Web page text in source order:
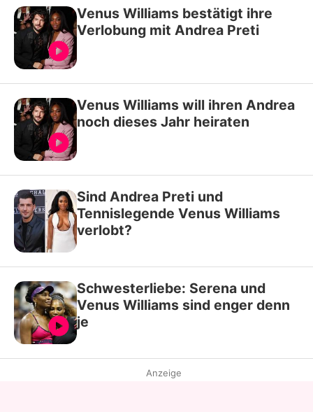
Venus Williams bestätigt ihre
Verlobung mit Andrea Preti
Venus Williams will ihren Andrea
noch dieses Jahr heiraten
Sind Andrea Preti und
Tennislegende Venus Williams
verlobt?
Schwesterliebe: Serena und
Venus Williams sind enger denn
je
Anzeige